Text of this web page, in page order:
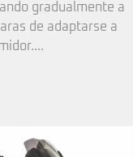
gradualmente a
de adaptarse a